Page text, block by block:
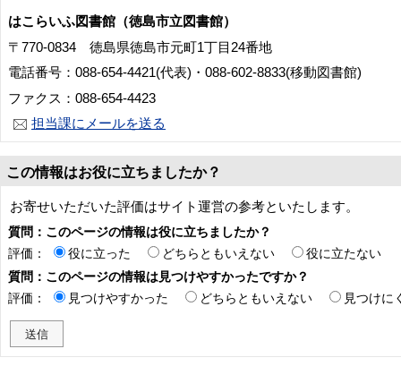
はこらいふ図書館（徳島市立図書館）
〒770-0834 徳島県徳島市元町1丁目24番地
電話番号：088-654-4421(代表)・088-602-8833(移動図書館)
ファクス：088-654-4423
担当課にメールを送る
この情報はお役に立ちましたか？
お寄せいただいた評価はサイト運営の参考といたします。
質問：このページの情報は役に立ちましたか？
評価：
役に立った どちらともいえない
役に立たない
質問：このページの情報は見つけやすかったですか？
評価：
見つけやすかった どちらともいえない 見つけに